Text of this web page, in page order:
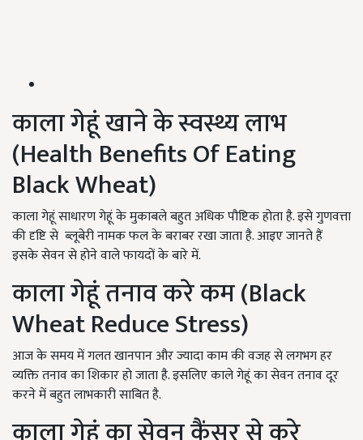
काला गेहूं खाने के स्वस्थ्य लाभ
(Health Benefits Of Eating
Black Wheat)
काला गेहूं साधारण गेहूं के मुकाबले बहुत अधिक पौष्टिक होता है. इसे गुणवत्ता
की दृष्टि से ब्लूबेरी नामक फल के बराबर रखा जाता है. आइए जानते हैं
इसके सेवन से होने वाले फायदों के बारे में.
काला गेहूं तनाव करे कम (Black
Wheat Reduce Stress)
आज के समय में गलत खानपान और ज्यादा काम की वजह से लगभग हर
व्यक्ति तनाव का शिकार हो जाता है. इसलिए काले गेहूं का सेवन तनाव दूर
करने में बहुत लाभकारी साबित है.